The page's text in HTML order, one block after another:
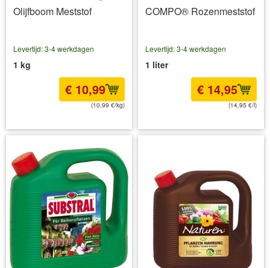
Olijfboom Meststof
Levertijd: 3-4 werkdagen
1 kg
€ 10,99
(10,99 €/kg)
COMPO® Rozenmeststof
Levertijd: 3-4 werkdagen
1 liter
€ 14,95
(14,95 €/l)